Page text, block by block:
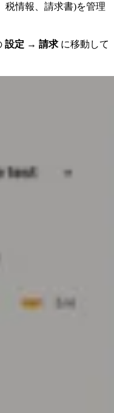
税情報、請求書)を管理
設定 → 請求 に移動して